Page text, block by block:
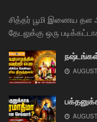
சித்தர் பூமி இணைய
தேடலுக்கு ஒரு
நஷ்டங்கள்